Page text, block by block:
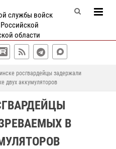
службы войск
области
росгвардейцы задержали
двух аккумуляторов
В